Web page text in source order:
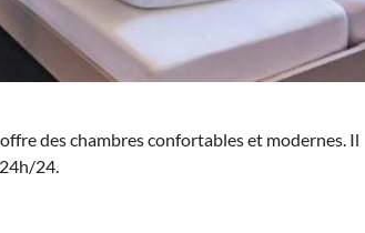
des chambres confortables et modernes. Il
24.